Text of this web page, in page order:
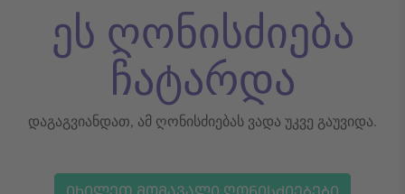
ეს ღონისძიება
ჩატარდა
დაგაგვიანდათ, ამ ღონისძიებას ვადა უკვე გაუვიდა.